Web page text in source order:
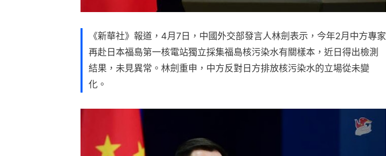
《新華社》報道，4月7日，中國外交部發言人林劍表示，今年2月中方專家
再赴日本福島第一核電站獨立採集福島核污染水有關樣本，近日得出檢測
結果，未見異常。林劍重申，中方反對日方排放核污染水的立場從未變
化。